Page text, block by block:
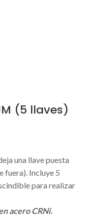
(5 llaves)
una llave puesta
fuera). Incluye 5
para realizar
acero CRNi.